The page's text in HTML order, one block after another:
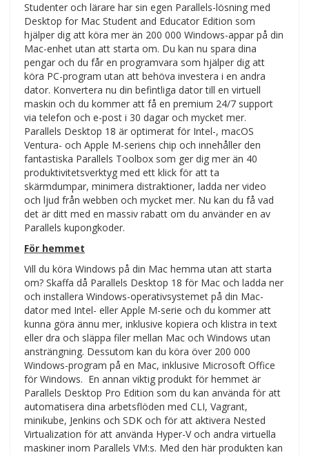
Studenter och lärare har sin egen Parallels-lösning med
Desktop for Mac Student and Educator Edition som
hjälper dig att köra mer än 200 000 Windows-appar på din
Mac-enhet utan att starta om. Du kan nu spara dina
pengar och du får en programvara som hjälper dig att
köra PC-program utan att behöva investera i en andra
dator. Konvertera nu din befintliga dator till en virtuell
maskin och du kommer att få en premium 24/7 support
via telefon och e-post i 30 dagar och mycket mer.
Parallels Desktop 18 är optimerat för Intel-, macOS
Ventura- och Apple M-seriens chip och innehåller den
fantastiska Parallels Toolbox som ger dig mer än 40
produktivitetsverktyg med ett klick för att ta
skärmdumpar, minimera distraktioner, ladda ner video
och ljud från webben och mycket mer. Nu kan du få vad
det är ditt med en massiv rabatt om du använder en av
Parallels kupongkoder.
För hemmet
Vill du köra Windows på din Mac hemma utan att starta
om? Skaffa då Parallels Desktop 18 för Mac och ladda ner
och installera Windows-operativsystemet på din Mac-
dator med Intel- eller Apple M-serie och du kommer att
kunna göra ännu mer, inklusive kopiera och klistra in text
eller dra och släppa filer mellan Mac och Windows utan
ansträngning. Dessutom kan du köra över 200 000
Windows-program på en Mac, inklusive Microsoft Office
för Windows. En annan viktig produkt för hemmet är
Parallels Desktop Pro Edition som du kan använda för att
automatisera dina arbetsflöden med CLI, Vagrant,
minikube, Jenkins och SDK och för att aktivera Nested
Virtualization för att använda Hyper-V och andra virtuella
maskiner inom Parallels VM:s. Med den här produkten kan